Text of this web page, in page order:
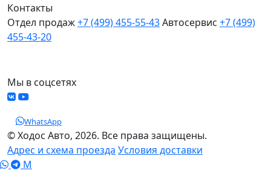
Контакты
Отдел продаж+7 (499) 455-55-43Автосервис +7 (499)
455-43-20
Мы в соцсетях
WhatsApp
© Ходос Авто, 2026. Все права защищены.
Адрес и схема проезда Условия доставки
M